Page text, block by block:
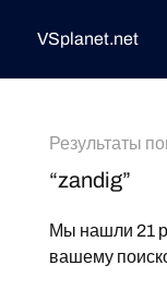
VSplanet.net
Результаты
“zandig”
Мы нашли 21
вашему